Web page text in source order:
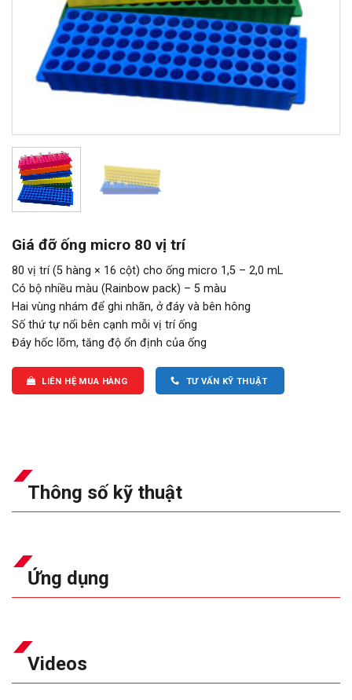
Giá đỡ ống micro 80 vị trí
80 vị trí (5 hàng × 16 cột) cho ống micro 1,5 – 2,0 mL
Có bộ nhiều màu (Rainbow pack) – 5 màu
Hai vùng nhám để ghi nhãn, ở đáy và bên hông
Số thứ tự nổi bên cạnh mỗi vị trí ống
Đáy hốc lõm, tăng độ ổn định của ống
LIÊN HỆ MUA HÀNG TƯ VẤN KỸ THUẬT
Thông số kỹ thuật
Ứng dụng
Videos